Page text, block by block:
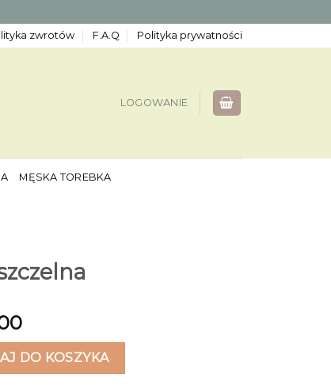
zwrotów F.A.Q Polityka prywatności
LOGOWANIE
MĘSKA TOREBKA
DO KOSZYKA